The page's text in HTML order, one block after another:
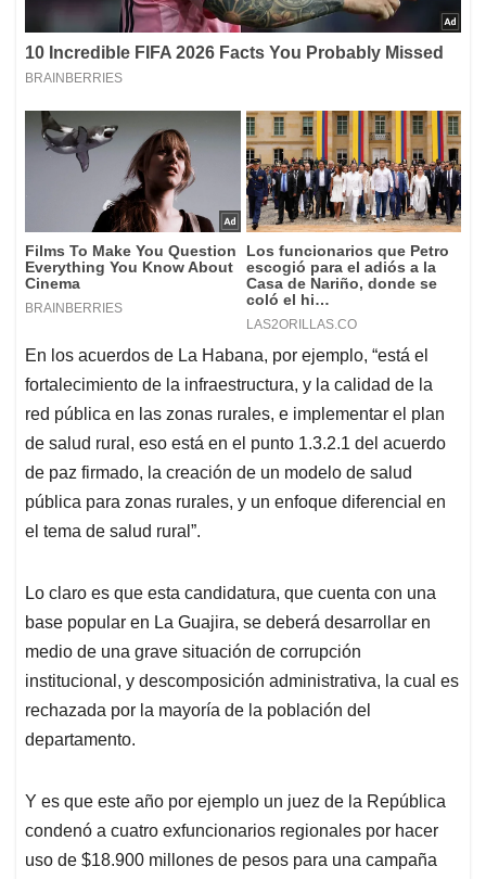
En los acuerdos de La Habana, por ejemplo, “está el
fortalecimiento de la infraestructura, y la calidad de la
red pública en las zonas rurales, e implementar el plan
de salud rural, eso está en el punto 1.3.2.1 del acuerdo
de paz firmado, la creación de un modelo de salud
pública para zonas rurales, y un enfoque diferencial en
el tema de salud rural”.
Lo claro es que esta candidatura, que cuenta con una
base popular en La Guajira, se deberá desarrollar en
medio de una grave situación de corrupción
institucional, y descomposición administrativa, la cual es
rechazada por la mayoría de la población del
departamento.
Y es que este año por ejemplo un juez de la República
condenó a cuatro exfuncionarios regionales por hacer
uso de $18.900 millones de pesos para una campaña